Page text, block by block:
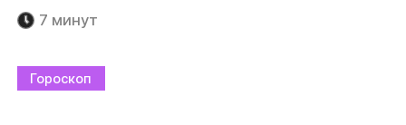
7 минут
Гороскоп